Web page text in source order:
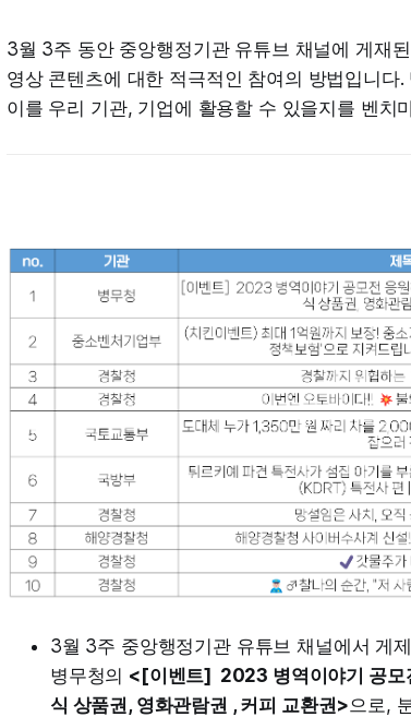
3월 3주 동안 중앙행정기관 유튜브 채널에 게재
영상 콘텐츠에 대한 적극적인 참여의 방법입니
이를 우리 기관, 기업에 활용할 수 있을지를 벤치
3월 3주 중앙행정기관 유튜브 채널에서 게
병무청의 <[이벤트] 2023 병역이야기 공모
식 상품권, 영화관람권 , 커피 교환권>으로,